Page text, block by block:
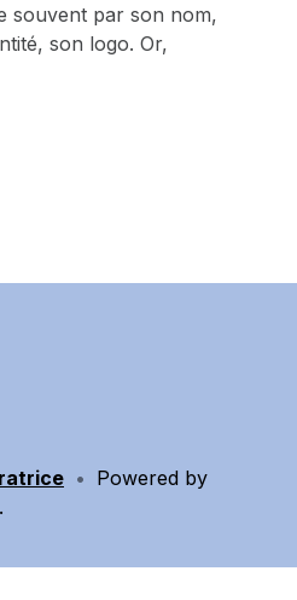
souvent par son nom,
son logo. Or,
• Powered by
.